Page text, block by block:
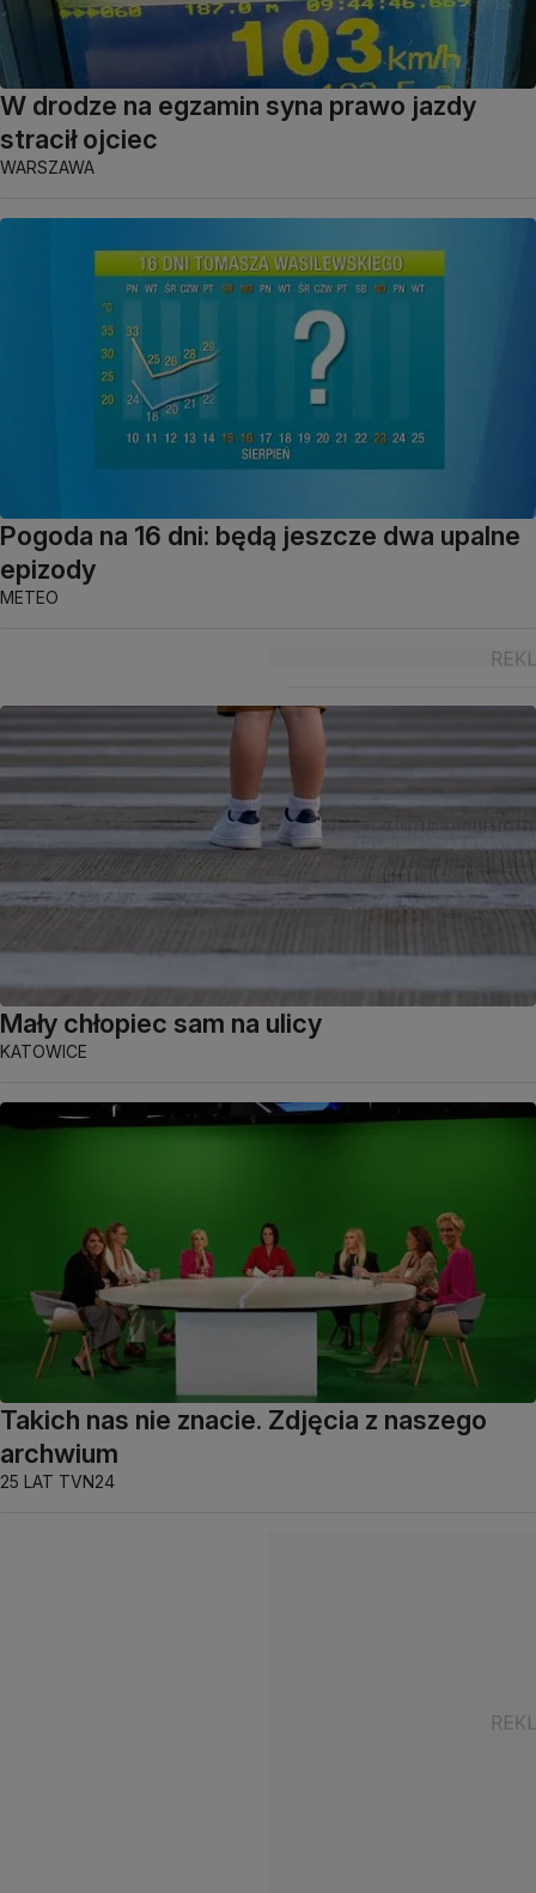
W drodze na egzamin syna prawo jazdy
stracił ojciec
WARSZAWA
Pogoda na 16 dni: będą jeszcze dwa upalne
epizody
METEO
Mały chłopiec sam na ulicy
KATOWICE
Takich nas nie znacie. Zdjęcia z naszego
archwium
25 LAT TVN24